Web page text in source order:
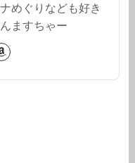
めぐりなども好き
ますちゃー